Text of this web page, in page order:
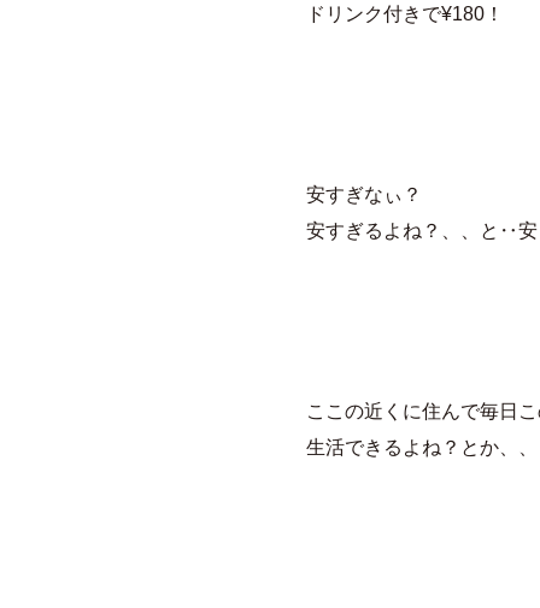
ドリンク付きで¥180！
安すぎなぃ？
安すぎるよね？、、と‥
ここの近くに住んで毎日
生活できるよね？とか、、